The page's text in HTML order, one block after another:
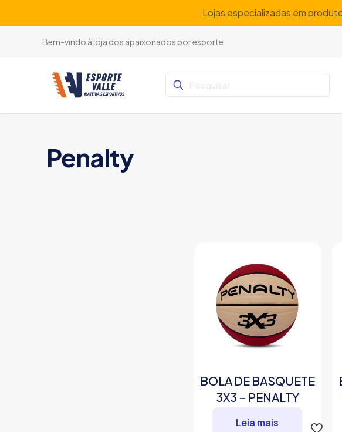
Lojas especializadas em
Bem-vindo à loja dos apaixonados por esporte.
Penalty
BOLA DE BASQUETE
3X3 – PENALTY
Leia mais